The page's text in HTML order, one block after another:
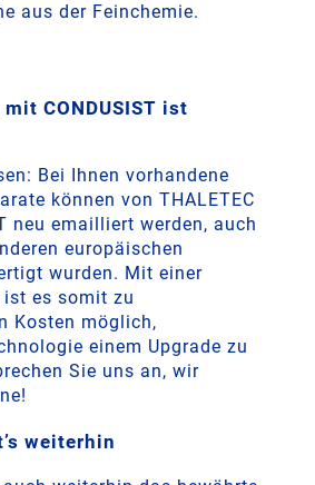
aus der Feinchemie.
CONDUSIST ist
Bei Ihnen vorhandene
können von THALETEC
neu emailliert werden, auch
europäischen
wurden. Mit einer
ist es somit zu
Kosten möglich,
einem Upgrade zu
Sie uns an, wir
weiterhin